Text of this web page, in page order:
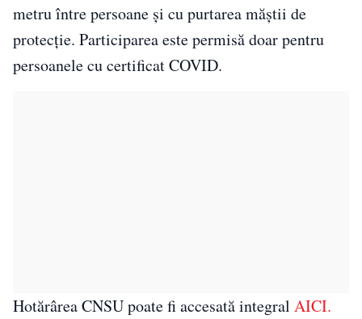
metru între persoane şi cu purtarea măştii de
protecţie. Participarea este permisă doar pentru
persoanele cu certificat COVID.
Hotărârea CNSU poate fi accesată integral AICI.